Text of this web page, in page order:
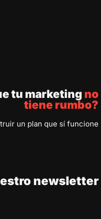
tu marketing no
tiene rumbo?
un plan que sí funcione
newsletter